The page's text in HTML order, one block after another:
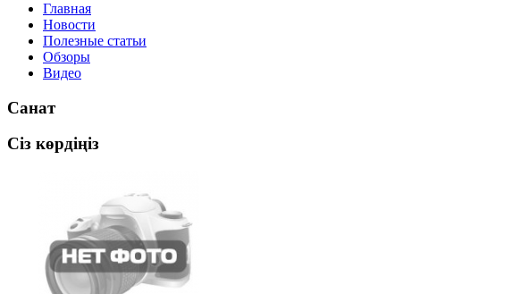
Главная
Новости
Полезные статьи
Обзоры
Видео
Санат
Сіз көрдіңіз